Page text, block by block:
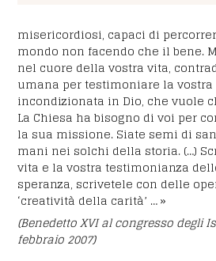
misericordiosi, capaci di
mondo non facendo che il bene.
nel cuore della vostra vita,
umana per testimoniare la
incondizionata in Dio, che vuole
La Chiesa ha bisogno di voi per
la sua missione. Siate semi di
mani nei solchi della storia. (…)
vita e la vostra testimonianza
speranza, scrivetele con delle
‘creatività della carità’ … »
(Benedetto XVI al congresso degli
febbraio 2007)